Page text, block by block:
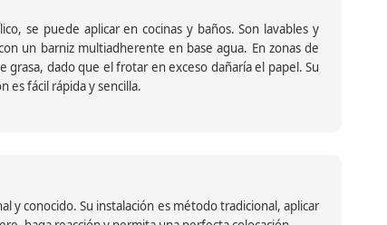
se puede aplicar en cocinas y baños. Son lavables y
un barniz multiadherente en base agua. En zonas de
dado que el frotar en exceso dañaría el papel. Su
es fácil rápida y sencilla.
y conocido. Su instalación es método tradicional, aplicar